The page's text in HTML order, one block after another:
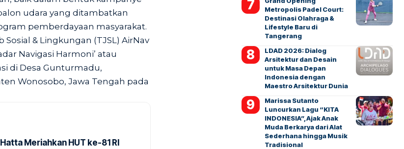
udara yang ditambatkan
pemberdayaan masyarakat.
& Lingkungan (TJSL) AirNav
Navigasi Harmoni’ atau
di Desa Gunturmadu,
Wonosobo, Jawa Tengah pada
Meriahkan HUT ke-81 RI
Metropolis Padel Court:
Destinasi Olahraga &
Lifestyle Baru di
Tangerang
LDAD 2026: Dialog
Arsitektur dan Desain
untuk Masa Depan
Indonesia dengan
Maestro Arsitektur Dunia
Marissa Sutanto
Luncurkan Lagu “KITA
INDONESIA”, Ajak Anak
Muda Berkarya dari Alat
Sederhana hingga Musik
Tradisional